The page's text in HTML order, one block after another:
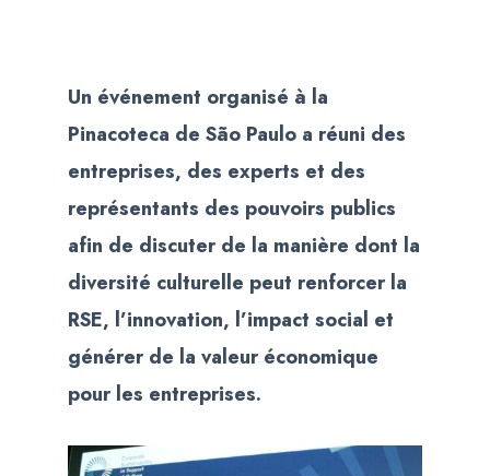
Un événement organisé à la
Pinacoteca de São Paulo a réuni des
entreprises, des experts et des
représentants des pouvoirs publics
afin de discuter de la manière dont la
diversité culturelle peut renforcer la
RSE, l’innovation, l’impact social et
générer de la valeur économique
pour les entreprises.